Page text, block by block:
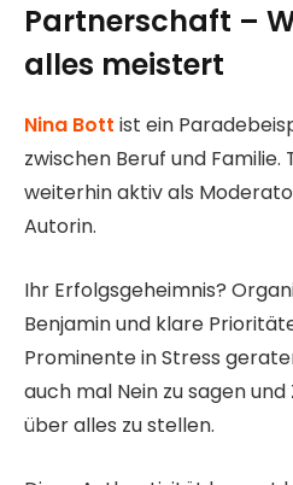
Partnerschaft –
alles meistert
Nina Bott ist ein
zwischen Beruf und
weiterhin aktiv als
Autorin.
Ihr Erfolgsgeheimnis?
Benjamin und klare
Prominente in Stress
auch mal Nein zu sagen
über alles zu stellen.